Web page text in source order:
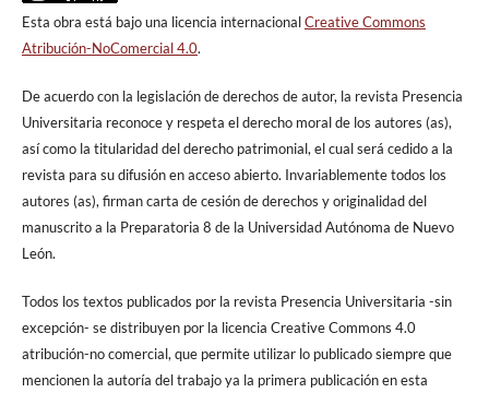
Esta obra está bajo una licencia internacionalCreative Commons
Atribución-NoComercial 4.0.
De acuerdo con la legislación de derechos de autor, la revista Presencia
Universitaria reconoce y respeta el derecho moral de los autores (as),
así como la titularidad del derecho patrimonial, el cual será cedido a la
revista para su difusión en acceso abierto. Invariablemente todos los
autores (as), firman carta de cesión de derechos y originalidad del
manuscrito a la Preparatoria 8 de la Universidad Autónoma de Nuevo
León.
Todos los textos publicados por la revista Presencia Universitaria -sin
excepción- se distribuyen por la licencia Creative Commons 4.0
atribución-no comercial, que permite utilizar lo publicado siempre que
mencionen la autoría del trabajo ya la primera publicación en esta